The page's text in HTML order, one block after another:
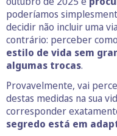
poderíamos
decidir não incluir uma
contrário: perceber
estilo de vida sem
algumas trocas.
Provavelmente, vai
destas medidas na sua
corresponder
segredo está em